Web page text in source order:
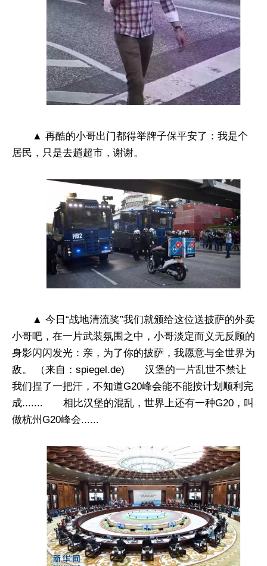
▲ 再酷的小哥出门都得举牌子保平安了：我是个
居民，只是去趟超市，谢谢。
▲ 今日“战地清流奖”我们就颁给这位送披萨的外卖
小哥吧，在一片武装氛围之中，小哥淡定而义无反顾的
身影闪闪发光：亲，为了你的披萨，我愿意与全世界为
敌。 （来自：spiegel.de) 汉堡的一片乱世不禁让
我们捏了一把汗，不知道G20峰会能不能按计划顺利完
成....... 相比汉堡的混乱，世界上还有一种G20，叫
做杭州G20峰会......